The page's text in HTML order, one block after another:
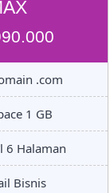
.com
1 GB
6 Halaman
Bisnis